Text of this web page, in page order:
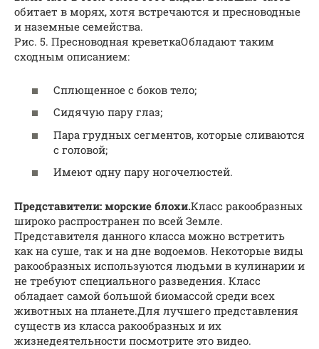
обитает в морях, хотя встречаются и пресноводные
и наземные семейства.
Рис. 5. Пресноводная креветкаОбладают таким
сходным описанием:
Сплющенное с боков тело;
Сидячую пару глаз;
Пара грудных сегментов, которые сливаются
с головой;
Имеют одну пару ногочелюстей.
Представители: морские блохи.Класс ракообразных
широко распространен по всей Земле.
Представителя данного класса можно встретить
как на суше, так и на дне водоемов. Некоторые виды
ракообразных используются людьми в кулинарии и
не требуют специального разведения. Класс
обладает самой большой биомассой среди всех
животных на планете.Для лучшего представления
существ из класса ракообразных и их
жизнедеятельности посмотрите это видео.